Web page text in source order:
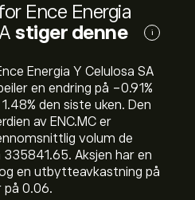
Ence Energia
stiger denne
i
Energia Y Celulosa SA
en endring på ‎-0.91‎%
den siste uken. Den
av ENC.MC er
volum de
Aksjen har en
en utbytteavkastning på
på 0.06.